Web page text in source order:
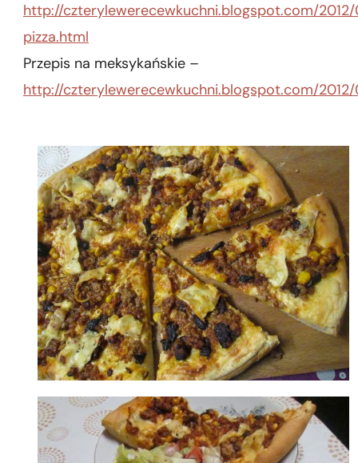
http://czterylewerecewkuchni.blogspot.com/
pizza.html
Przepis na meksykańskie –
http://czterylewerecewkuchni.blogspot.com/2012/